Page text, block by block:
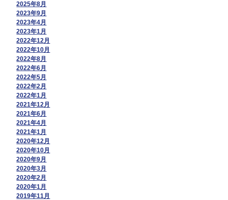
2025年8月
2023年9月
2023年4月
2023年1月
2022年12月
2022年10月
2022年8月
2022年6月
2022年5月
2022年2月
2022年1月
2021年12月
2021年6月
2021年4月
2021年1月
2020年12月
2020年10月
2020年9月
2020年3月
2020年2月
2020年1月
2019年11月